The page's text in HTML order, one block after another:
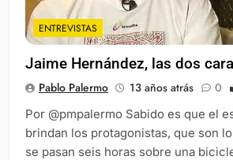
ENTREVISTAS
Jaime Hernández, las dos
Pablo Palermo 13 años atrás 0
Por @pmpalermo Sabido es que el
brindan los protagonistas, que son
se pasan seis horas sobre una